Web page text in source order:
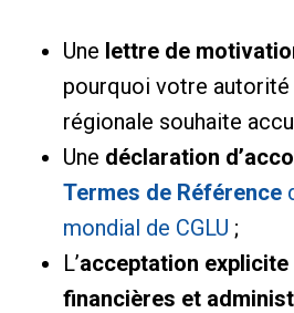
Une lettre de
pourquoi votre
régionale souhaite
Une déclaration
Termes de Référence
mondial de CGLU ;
L’acceptation explicite
financières et